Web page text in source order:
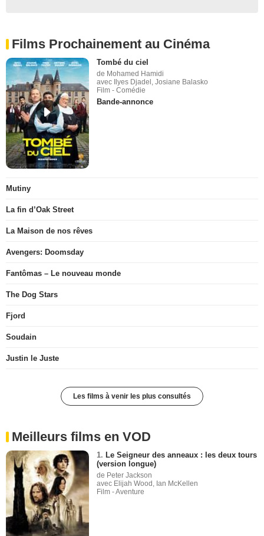
Films Prochainement au Cinéma
Tombé du ciel
de Mohamed Hamidi
avec Ilyes Djadel, Josiane Balasko
Film - Comédie
Bande-annonce
Mutiny
La fin d’Oak Street
La Maison de nos rêves
Avengers: Doomsday
Fantômas – Le nouveau monde
The Dog Stars
Fjord
Soudain
Justin le Juste
Les films à venir les plus consultés
Meilleurs films en VOD
1. Le Seigneur des anneaux : les deux tours
(version longue)
de Peter Jackson
avec Elijah Wood, Ian McKellen
Film - Aventure